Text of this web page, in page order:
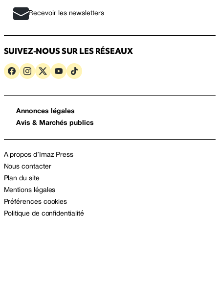
Recevoir les newsletters
SUIVEZ-NOUS SUR LES RÉSEAUX
Annonces légales
Avis & Marchés publics
A propos d’Imaz Press
Nous contacter
Plan du site
Mentions légales
Préférences cookies
Politique de confidentialité